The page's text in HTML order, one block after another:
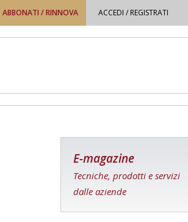
ABBONATI / RINNOVA ACCEDI / REGISTRATI
E-magazine
Tecniche, prodotti e servizi
dalle aziende